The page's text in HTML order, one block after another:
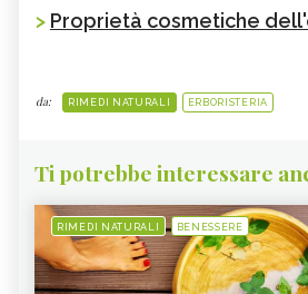
> Proprietà cosmetiche
da: RIMEDI NATURALI ERBORISTERIA
Ti potrebbe interessare
RIMEDI NATURALI BENESSERE